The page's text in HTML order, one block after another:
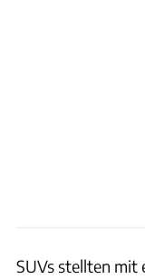
SUVs stellten mit